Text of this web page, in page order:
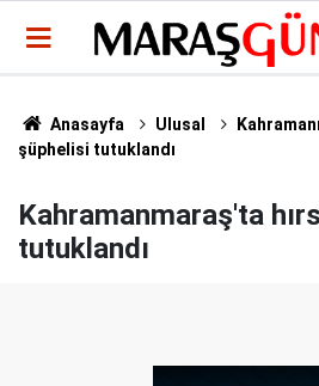
Anasayfa Ulusal
şüphelisi tutuklandı
Kahramanmaraş'ta
tutuklandı